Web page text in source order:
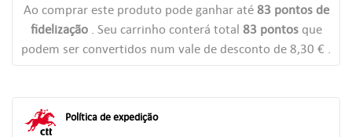
Ao comprar este produto pode ganhar até 83pontos de
fidelização. Seu carrinho conterá total 83pontosque
podem ser convertidos num vale de desconto de 8,30 € .
Política de expedição
AS MINHAS LISTAS DE DESEJOS
((LABEL))
ENTRAR
Você precisa estar logado para salvar produtos em sua lista de